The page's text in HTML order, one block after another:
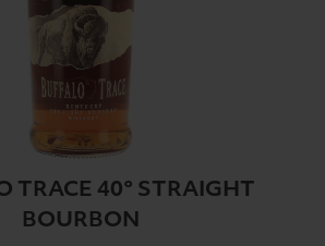
TRACE 40° STRAIGHT
BOURBON